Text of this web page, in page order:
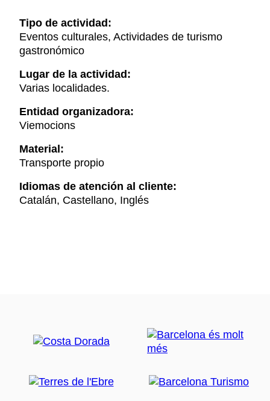
Tipo de actividad:
Eventos culturales, Actividades de turismo
gastronómico
Lugar de la actividad:
Varias localidades.
Entidad organizadora:
Viemocions
Material:
Transporte propio
Idiomas de atención al cliente:
Catalán, Castellano, Inglés